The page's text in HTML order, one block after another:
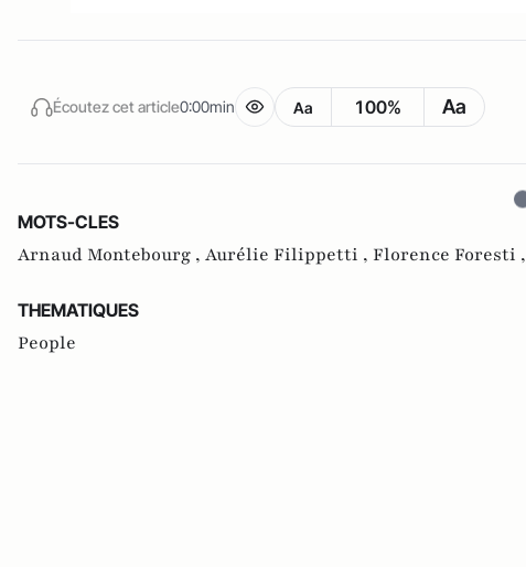
Écoutez cet article0:00min Aa 100% Aa
MOTS-CLES
Arnaud Montebourg , Aurélie Filippetti , Florence Foresti ,
THEMATIQUES
People